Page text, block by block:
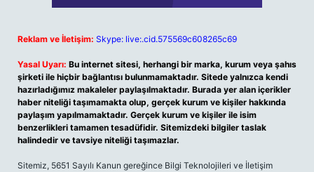
Reklam ve İletişim: Skype: live:.cid.575569c608265c69
Yasal Uyarı: Bu internet sitesi, herhangi bir marka, kurum veya şahıs
şirketi ile hiçbir bağlantısı bulunmamaktadır. Sitede yalnızca kendi
hazırladığımız makaleler paylaşılmaktadır. Burada yer alan içerikler
haber niteliği taşımamakta olup, gerçek kurum ve kişiler hakkında
paylaşım yapılmamaktadır. Gerçek kurum ve kişiler ile isim
benzerlikleri tamamen tesadüfidir. Sitemizdeki bilgiler taslak
halindedir ve tavsiye niteliği taşımazlar.
Sitemiz, 5651 Sayılı Kanun gereğince Bilgi Teknolojileri ve İletişim